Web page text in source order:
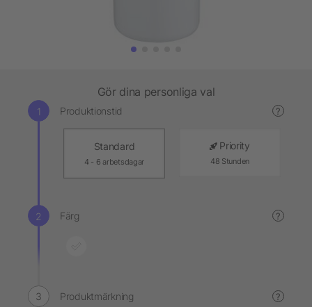
Gör dina personliga val
Produktionstid ?
Standard
4 - 6 arbetsdagar
Priority
48 Stunden
Färg ?
Produktmärkning ?